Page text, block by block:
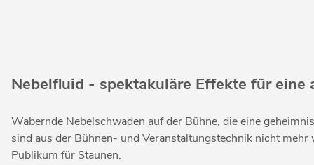
Nebelfluid - spektakuläre Effekte für eine
Wabernde Nebelschwaden auf der Bühne, die eine
sind aus der Bühnen- und Veranstaltungstechnik nicht
Publikum für Staunen.